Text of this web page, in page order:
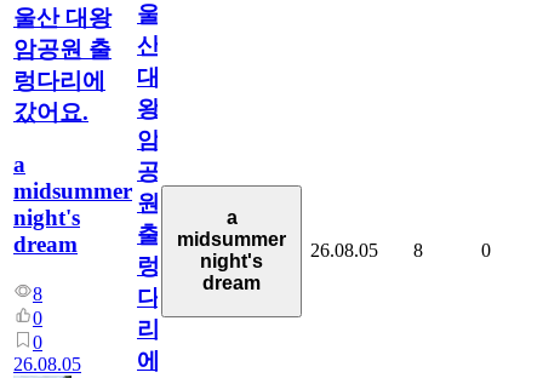
울산 대왕
암공원 출
렁다리에
갔어요.
a
midsummer
night's
dream
8
0
0
26.08.05
울
산
대
왕
암
공
원
출
렁
다
리
에
a
midsummer
night's
dream
26.08.05 8 0